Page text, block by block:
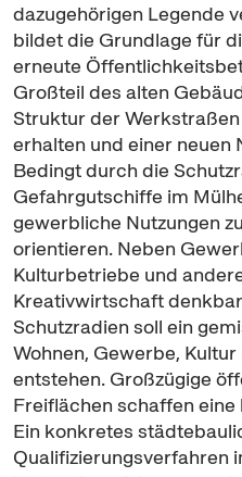
dazugehörigen Legende
bildet die Grundlage für
erneute
Großteil des alten
Struktur der
erhalten und einer neuen
Bedingt durch die
Gefahrgutschiffe im
gewerbliche Nutzungen
orientieren. Neben
Kulturbetriebe und
Kreativwirtschaft
Schutzradien soll ein
Wohnen, Gewerbe,
entstehen. Großzügige
Freiflächen schaffen
Ein konkretes
Qualifizierungsverfahren